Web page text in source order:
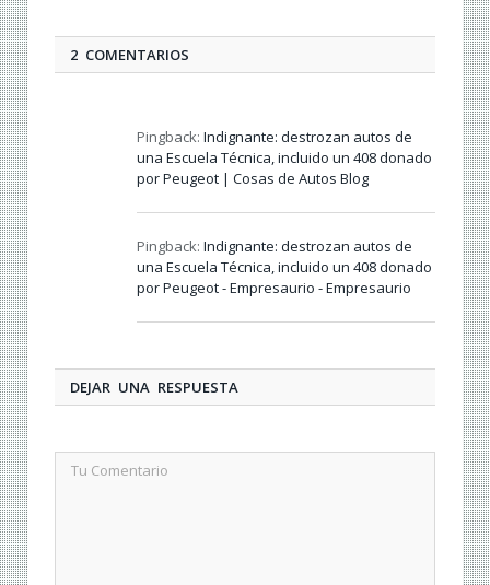
2 COMENTARIOS
Pingback: Indignante: destrozan autos de
una Escuela Técnica, incluido un 408 donado
por Peugeot | Cosas de Autos Blog
Pingback: Indignante: destrozan autos de
una Escuela Técnica, incluido un 408 donado
por Peugeot - Empresaurio - Empresaurio
DEJAR UNA RESPUESTA